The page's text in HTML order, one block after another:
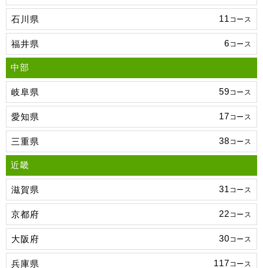
石川県 11 コース
福井県 6コース
中部
岐阜県 59コース
愛知県 17コース
三重県 38コース
近畿
滋賀県 31 コース
京都府 22コース
大阪府 30コース
兵庫県 117コース